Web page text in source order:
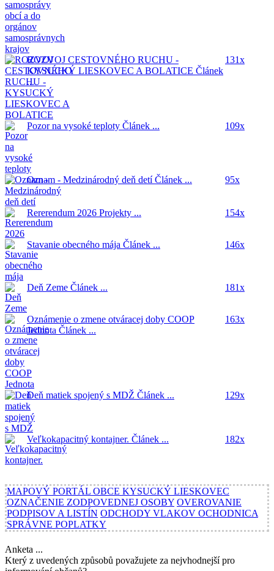
ROZVOJ CESTOVNÉHO RUCHU -
KYSUCKÝ LIESKOVEC A BOLATICE Článek
...
131x
Pozor na vysoké teploty Článek ... 109x
Oznam - Medzinárodný deň detíČlánek ... 95x
Rererendum 2026 Projekty ... 154x
Stavanie obecného mája Článek ... 146x
Deň Zeme Článek ... 181x
Oznámenie o zmene otváracej doby COOP
Jednota Článek ...
163x
Deň matiek spojený s MDŽ Článek ... 129x
Veľkokapacitný kontajner. Článek ... 182x
MAPOVÝ PORTÁL OBCE KYSUCKÝ LIESKOVEC
OZNAČENIE ZODPOVEDNEJ OSOBY OVEROVANIE
PODPISOV A LISTÍN ODCHODY VLAKOV OCHODNICA
SPRÁVNE POPLATKY
Anketa ...
Který z uvedených způsobů považujete za nejvhodnejší pro